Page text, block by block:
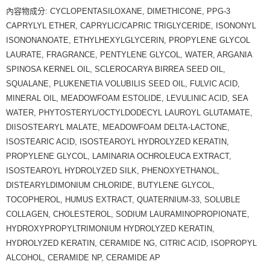
內容物成分: CYCLOPENTASILOXANE, DIMETHICONE, PPG-3
CAPRYLYL ETHER, CAPRYLIC/CAPRIC TRIGLYCERIDE, ISONONYL
ISONONANOATE, ETHYLHEXYLGLYCERIN, PROPYLENE GLYCOL
LAURATE, FRAGRANCE, PENTYLENE GLYCOL, WATER, ARGANIA
SPINOSA KERNEL OIL, SCLEROCARYA BIRREA SEED OIL,
SQUALANE, PLUKENETIA VOLUBILIS SEED OIL, FULVIC ACID,
MINERAL OIL, MEADOWFOAM ESTOLIDE, LEVULINIC ACID, SEA
WATER, PHYTOSTERYL/OCTYLDODECYL LAUROYL GLUTAMATE,
DIISOSTEARYL MALATE, MEADOWFOAM DELTA-LACTONE,
ISOSTEARIC ACID, ISOSTEAROYL HYDROLYZED KERATIN,
PROPYLENE GLYCOL, LAMINARIA OCHROLEUCA EXTRACT,
ISOSTEAROYL HYDROLYZED SILK, PHENOXYETHANOL,
DISTEARYLDIMONIUM CHLORIDE, BUTYLENE GLYCOL,
TOCOPHEROL, HUMUS EXTRACT, QUATERNIUM-33, SOLUBLE
COLLAGEN, CHOLESTEROL, SODIUM LAURAMINOPROPIONATE,
HYDROXYPROPYLTRIMONIUM HYDROLYZED KERATIN,
HYDROLYZED KERATIN, CERAMIDE NG, CITRIC ACID, ISOPROPYL
ALCOHOL, CERAMIDE NP, CERAMIDE AP